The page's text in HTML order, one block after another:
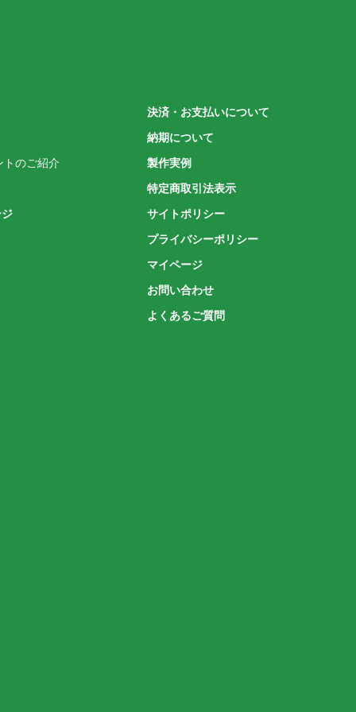
トのご紹介
決済・お支払いについて
納期について
製作実例
特定商取引法表示
サイトポリシー
プライバシーポリシー
マイページ
お問い合わせ
よくあるご質問